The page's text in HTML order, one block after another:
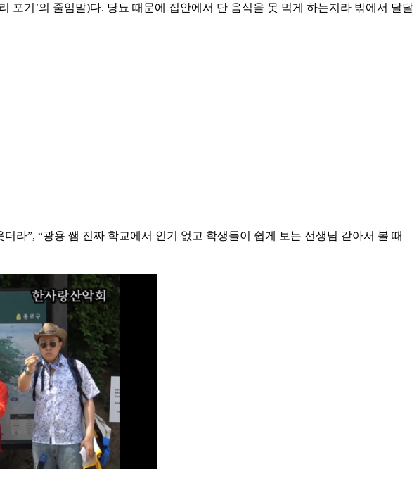
포기’의 줄임말)다. 당뇨 때문에 집안에서 단 음식을 못 먹게 하는지라 밖에서 달달
라”, “광용 쌤 진짜 학교에서 인기 없고 학생들이 쉽게 보는 선생님 같아서 볼 때